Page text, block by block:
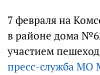
7 февраля на
в районе дома
участием
пресс-служба МО